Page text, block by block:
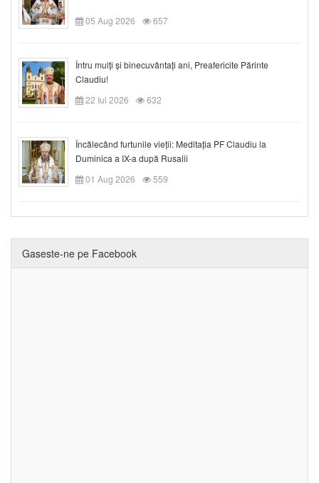
05 Aug 2026 657
Întru mulți și binecuvântați ani, Preafericite Părinte
Claudiu!
22 Iul 2026
632
Încălecând furtunile vieții: Meditația PF Claudiu la
Duminica a IX-a după Rusalii
01 Aug 2026
559
Gaseste-ne pe Facebook